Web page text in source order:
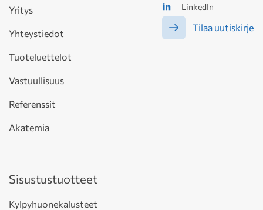
LinkedIn
Tilaa uutiskirje
Yritys
Yhteystiedot
Tuoteluettelot
Vastuullisuus
Referenssit
Akatemia
Sisustustuotteet
Kylpyhuonekalusteet